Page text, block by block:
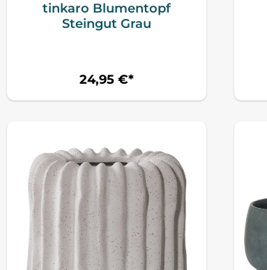
tinkaro Blumentopf
Steingut Grau
24,95 €*